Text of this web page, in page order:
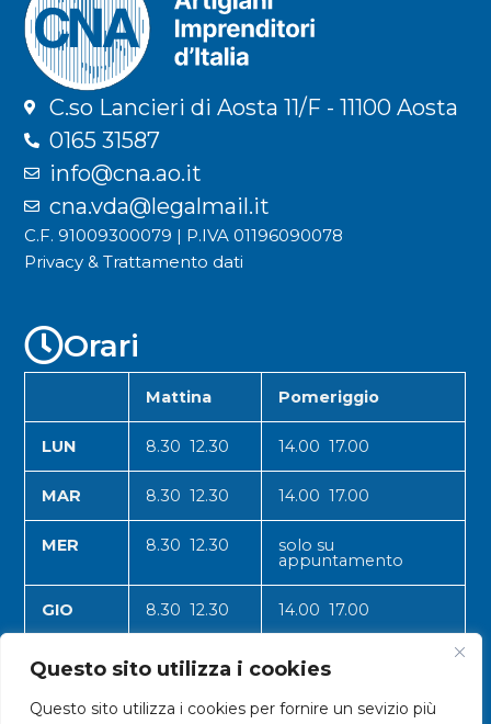
Questo sito utilizza i cookies
Questo sito utilizza i cookies per fornire un sevizio più
C.so Lancieri di Aosta 11/F - 11100 Aosta
0165 31587
info@cna.ao.it
cna.vda@legalmail.it
C.F. 91009300079 | P.IVA 01196090078
Privacy & Trattamento dati
Orari
Mattina Pomeriggio
LUN 8.30 12.30 14.00 17.00
MAR 8.30 12.30 14.00 17.00
MER 8.30 12.30 solo su
appuntamento
GIO 8.30 12.30 14.00 17.00
VEN 8.30 12.30 14.00 17.00